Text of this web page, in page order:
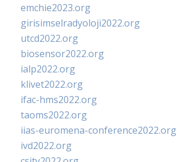
emchie2023.org
girisimselradyoloji2022.org
utcd2022.org
biosensor2022.org
ialp2022.org
klivet2022.org
ifac-hms2022.org
taoms2022.org
iias-euromena-conference2022.org
ivd2022.org